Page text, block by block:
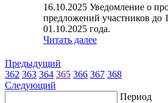
16.10.2025 Уведомление о
предложений участников до
01.10.2025 года.
Читать далее
Предыдущий
362 363 364 365 366 367 368
Следующий
Период